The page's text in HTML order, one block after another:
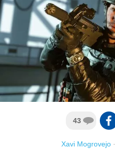
43
Xavi Mogrovejo·